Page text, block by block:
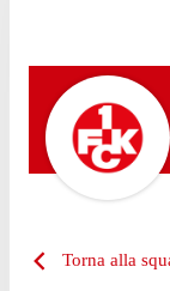
Torna alla